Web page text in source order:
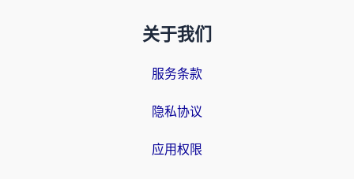
关于我们
服务条款
隐私协议
应用权限